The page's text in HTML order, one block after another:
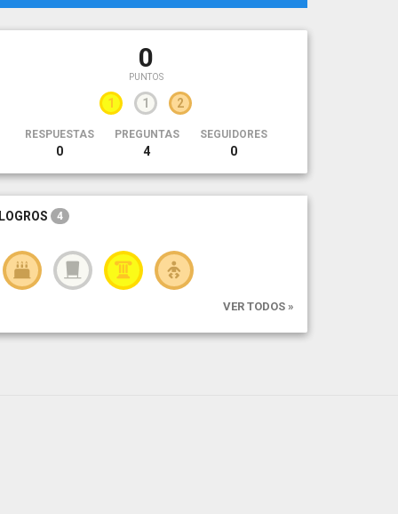
0
PUNTOS
1 1 2
RESPUESTAS
0
PREGUNTAS
4
SEGUIDORES
0
LOGROS 4
VER TODOS »